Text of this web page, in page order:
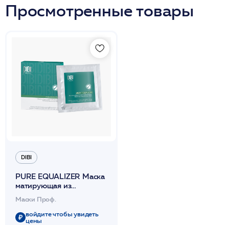
Просмотренные товары
DIBI
PURE EQUALIZER Маска
матирующая из
биоцеллюлозы для лица
(5 шт по 8 мл) /DIBI
Маски Проф.
войдите чтобы увидеть
цены